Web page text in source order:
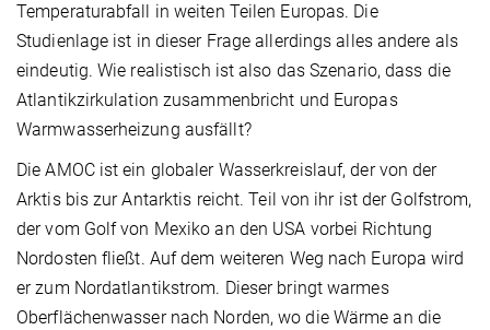
Temperaturabfall in weiten Teilen Europas. Die
Studienlage ist in dieser Frage allerdings alles andere als
eindeutig. Wie realistisch ist also das Szenario, dass die
Atlantikzirkulation zusammenbricht und Europas
Warmwasserheizung ausfällt?
Die AMOC ist ein globaler Wasserkreislauf, der von der
Arktis bis zur Antarktis reicht. Teil von ihr ist der Golfstrom,
der vom Golf von Mexiko an den USA vorbei Richtung
Nordosten fließt. Auf dem weiteren Weg nach Europa wird
er zum Nordatlantikstrom. Dieser bringt warmes
Oberflächenwasser nach Norden, wo die Wärme an die